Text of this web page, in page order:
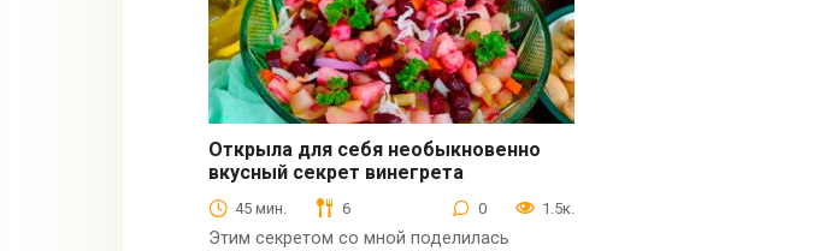
Салаты
Открыла для себя необыкновенно
вкусный секрет винегрета
45 мин. 6 0 1.5к.
Этим секретом со мной поделилась